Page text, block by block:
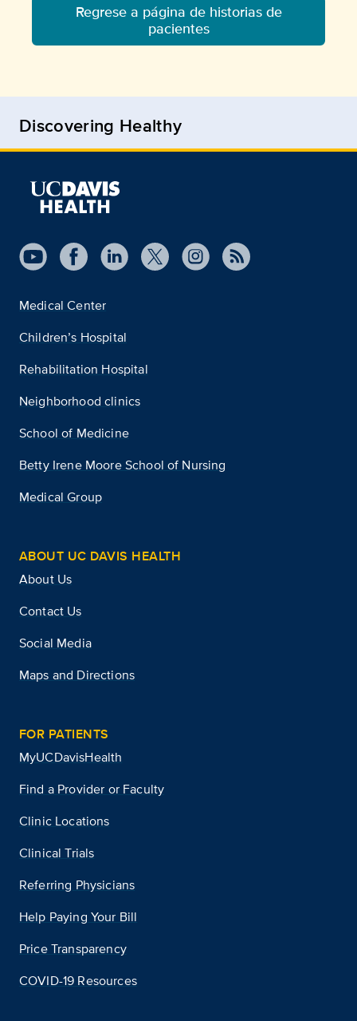
Regrese a página de historias de
pacientes
Discovering Healthy
Medical Center
Children’s Hospital
Rehabilitation Hospital
Neighborhood clinics
School of Medicine
Betty Irene Moore School of Nursing
Medical Group
ABOUT UC DAVIS HEALTH
About Us
Contact Us
Social Media
Maps and Directions
FOR PATIENTS
MyUCDavisHealth
Find a Provider or Faculty
Clinic Locations
Clinical Trials
Referring Physicians
Help Paying Your Bill
Price Transparency
COVID-19 Resources